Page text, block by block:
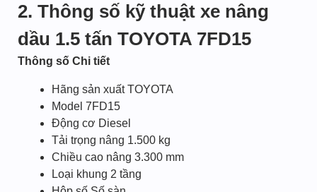
2. Thông số kỹ thuật xe nâng
dầu 1.5 tấn TOYOTA 7FD15
Thông số Chi tiết
Hãng sản xuất TOYOTA
Model 7FD15
Động cơ Diesel
Tải trọng nâng 1.500 kg
Chiều cao nâng 3.300 mm
Loại khung 2 tầng